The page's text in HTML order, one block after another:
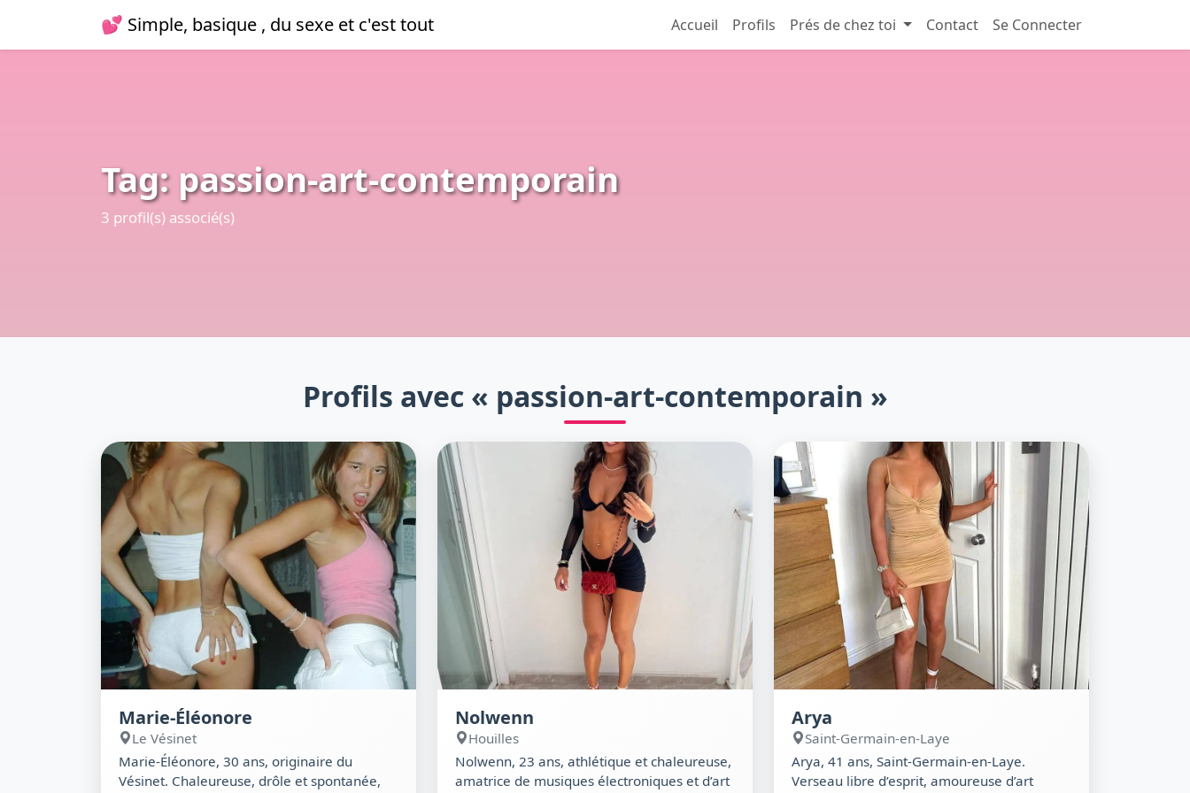
💕 Simple, basique , du sexe et c'est tout Accueil Profils Prés de chez toi Contact Se Connecter
Tag: passion-art-contemporain
3 profil(s) associé(s)
Profils avec « passion-art-contemporain »
Marie-Éléonore
Le Vésinet
Marie-Éléonore, 30 ans, originaire du
Vésinet. Chaleureuse, drôle et spontanée,
Nolwenn
Houilles
Nolwenn, 23 ans, athlétique et chaleureuse,
amatrice de musiques électroniques et d’art
Arya
Saint-Germain-en-Laye
Arya, 41 ans, Saint-Germain-en-Laye.
Verseau libre d’esprit, amoureuse d’art